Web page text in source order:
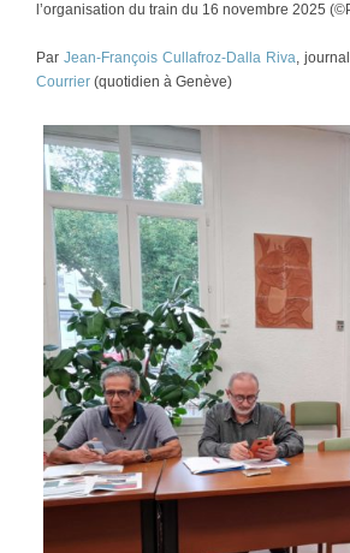
l’organisation du train du 16 novembre 2025
Par Jean-François Cullafroz-Dalla Riva,
Courrier (quotidien à Genève)